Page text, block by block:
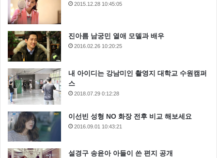
2015.12.28 10:45:05
진아름 남궁민 열애 모델과 배우
2016.02.26 10:20:25
내 아이디는 강남미인 촬영지 대학교 수원캠퍼
스
2018.07.29 0:12:28
이선빈 성형 NO 화장 전후 비교 해보세요
2016.09.01 10:43:21
설경구 송윤아 아들이 쓴 편지 공개